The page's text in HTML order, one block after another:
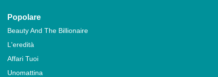
Popolare
Beauty And The Billionaire
L'eredità
Affari Tuoi
Unomattina